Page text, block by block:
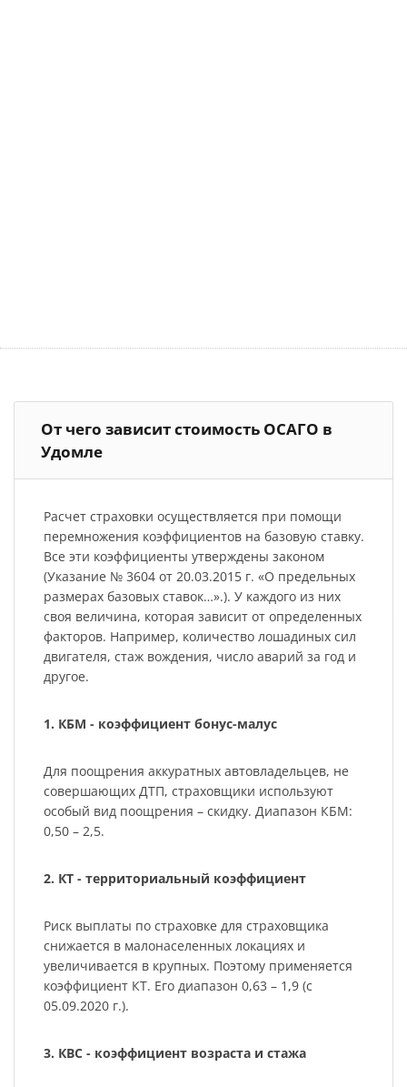
От чего зависит стоимость ОСАГО в
Удомле
Расчет страховки осуществляется при помощи
перемножения коэффициентов на базовую ставку.
Все эти коэффициенты утверждены законом
(Указание № 3604 от 20.03.2015 г. «О предельных
размерах базовых ставок…».). У каждого из них
своя величина, которая зависит от определенных
факторов. Например, количество лошадиных сил
двигателя, стаж вождения, число аварий за год и
другое.
1. КБМ - коэффициент бонус-малус
Для поощрения аккуратных автовладельцев, не
совершающих ДТП, страховщики используют
особый вид поощрения – скидку. Диапазон КБМ:
0,50 – 2,5.
2. КТ - территориальный коэффициент
Риск выплаты по страховке для страховщика
снижается в малонаселенных локациях и
увеличивается в крупных. Поэтому применяется
коэффициент КТ. Его диапазон 0,63 – 1,9 (с
05.09.2020 г.).
3. КВС - коэффициент возраста и стажа